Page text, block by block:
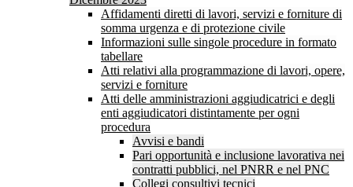
Affidamenti diretti di lavori, servizi e forniture di
somma urgenza e di protezione civile
Informazioni sulle singole procedure in formato
tabellare
Atti relativi alla programmazione di lavori, opere,
servizi e forniture
Atti delle amministrazioni aggiudicatrici e degli
enti aggiudicatori distintamente per ogni
procedura
Avvisi e bandi
Pari opportunità e inclusione lavorativa nei
contratti pubblici, nel PNRR e nel PNC
Collegi consultivi tecnici